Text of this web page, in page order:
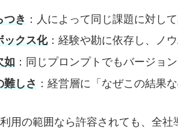
つき ：人によって同じ課題に対し
ックス化：経験や勘に依存し、ノ
如 ：同じプロンプトでもバージョ
難しさ ：経営層に「なぜこの結果
用の範囲なら許容されても、全